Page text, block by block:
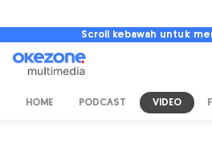
Scroll kebawah untuk
HOME PODCAST VIDEO